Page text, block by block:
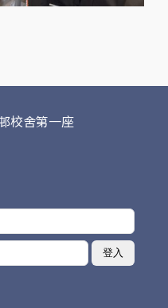
校舍第一座
登入